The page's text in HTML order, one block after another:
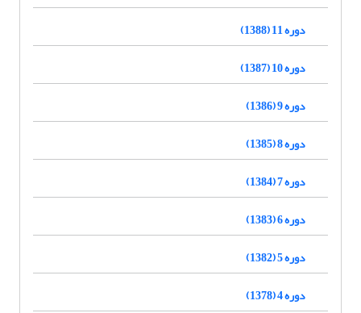
دوره 11 (1388)
دوره 10 (1387)
دوره 9 (1386)
دوره 8 (1385)
دوره 7 (1384)
دوره 6 (1383)
دوره 5 (1382)
دوره 4 (1378)